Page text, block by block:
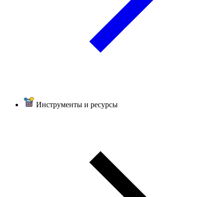
Инструменты и ресурсы